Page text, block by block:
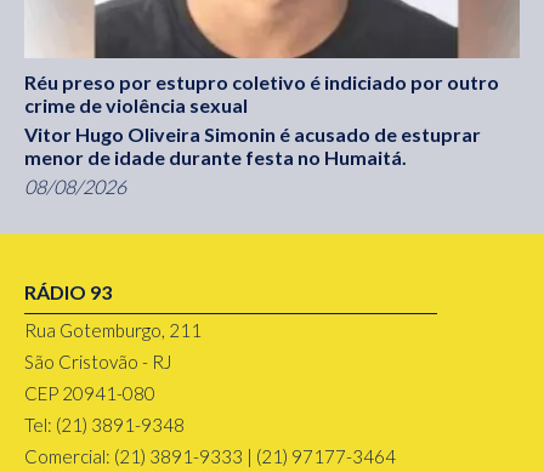
Réu preso por estupro coletivo é indiciado por outro
crime de violência sexual
Vitor Hugo Oliveira Simonin é acusado de estuprar
menor de idade durante festa no Humaitá.
08/08/2026
RÁDIO 93
Rua Gotemburgo, 211
São Cristovão - RJ
CEP 20941-080
Tel: (21) 3891-9348
Comercial: (21) 3891-9333 | (21) 97177-3464